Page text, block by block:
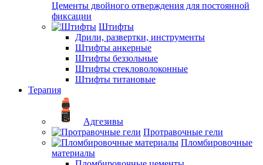
Цементы двойного отверждения для постоянной
фиксации
Штифты
Дрили, развертки, инструменты
Штифты анкерные
Штифты беззольные
Штифты стекловолоконные
Штифты титановые
Терапия
Адгезивы
Протравочные гели
Пломбировочные
материалы